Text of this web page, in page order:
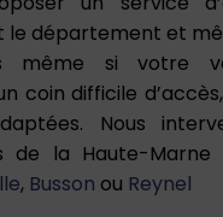
le département et
même si votre
coin difficile
Nous
de la Haute-Marne
, Busson ou Reynel